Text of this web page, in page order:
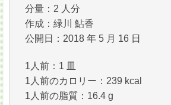
分量：2 人分
作成：緑川 鮎香
公開日：2018 年 5 月 16 日
1人前：1 皿
1人前のカロリー：239 kcal
1人前の脂質：16.4 g